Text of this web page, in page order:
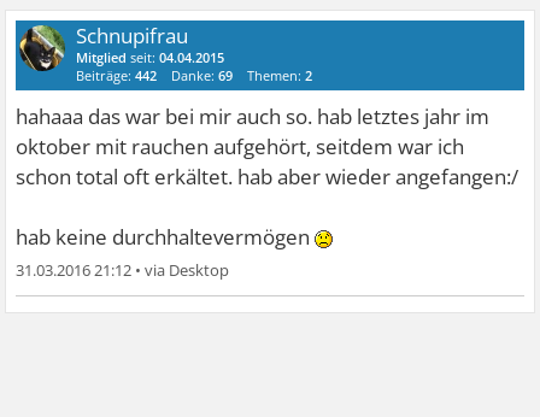
Schnupifrau
Mitglied seit:04.04.2015
Beiträge:442 Danke:69 Themen:2
hahaaa das war bei mir auch so. hab letztes jahr im
oktober mit rauchen aufgehört, seitdem war ich
schon total oft erkältet. hab aber wieder angefangen:/
hab keine durchhaltevermögen
31.03.2016 21:12 •